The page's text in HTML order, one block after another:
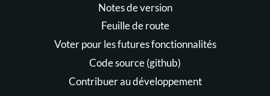
Notes de version
Feuille de route
Voter pour les futures fonctionnalités
Code source (github)
Contribuer au développement